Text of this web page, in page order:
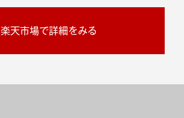
楽天市場で詳細をみる